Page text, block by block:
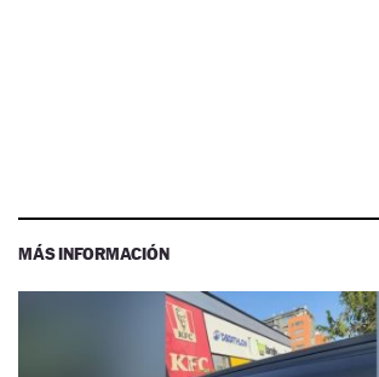
MÁS INFORMACIÓN